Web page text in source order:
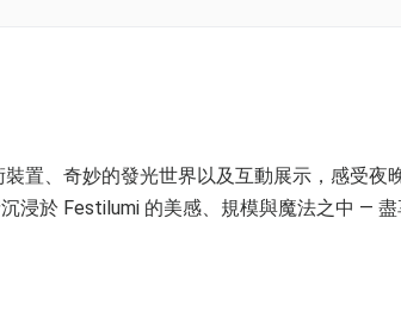
置、奇妙的發光世界以及互動展示，感受夜
浸於 Festilumi 的美感、規模與魔法之中 —